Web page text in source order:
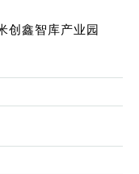
创鑫智库产业园